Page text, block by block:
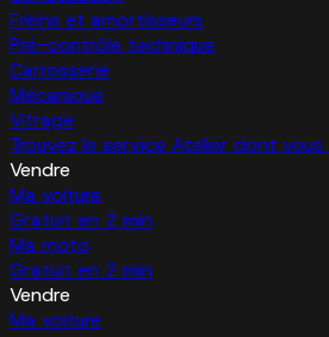
Freins et amortisseurs
Pré-contrôle technique
Carrosserie
Mécanique
Vitrage
Trouvez le service Atelier dont vous
Vendre
Ma voiture
Gratuit en 2 min
Ma moto
Gratuit en 2 min
Vendre
Ma voiture